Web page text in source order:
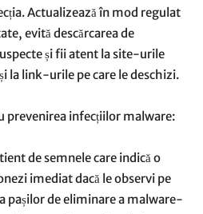
Actualizează în mod regulat
evită descărcarea de
și fii atent la site-urile
la link-urile pe care le deschizi.
prevenirea infecțiilor malware:
de semnele care indică o
imediat dacă le observi pe
pașilor de eliminare a malware-